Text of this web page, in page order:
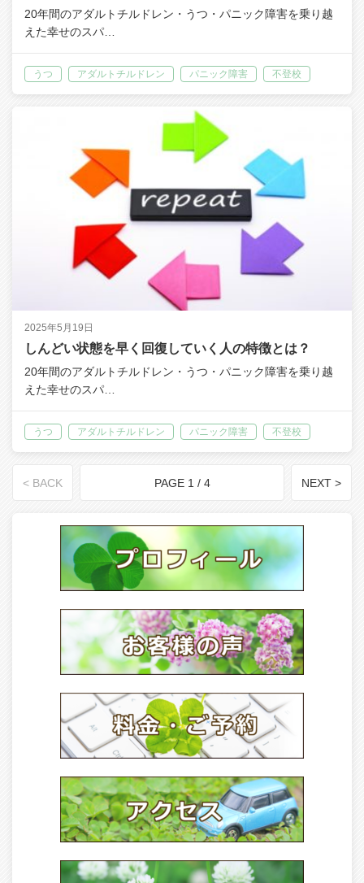
20年間のアダルトチルドレン・うつ・パニック障害を乗り越
えた幸せのスパ…
うつ アダルトチルドレン パニック障害 不登校
2025年5月19日
しんどい状態を早く回復していく人の特徴とは？
20年間のアダルトチルドレン・うつ・パニック障害を乗り越
えた幸せのスパ…
うつ アダルトチルドレン パニック障害 不登校
< BACK PAGE 1 / 4 NEXT >